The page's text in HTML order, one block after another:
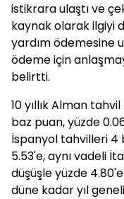
istikrara ulaştı ve
kaynak olarak ilgiyi
yardım ödemesine
ödeme için
belirtti.
10 yıllık Alman
baz puan, yüzde
İspanyol tahvilleri 4
5.53'e, aynı vadeli
düşüşle yüzde
düne kadar yıl